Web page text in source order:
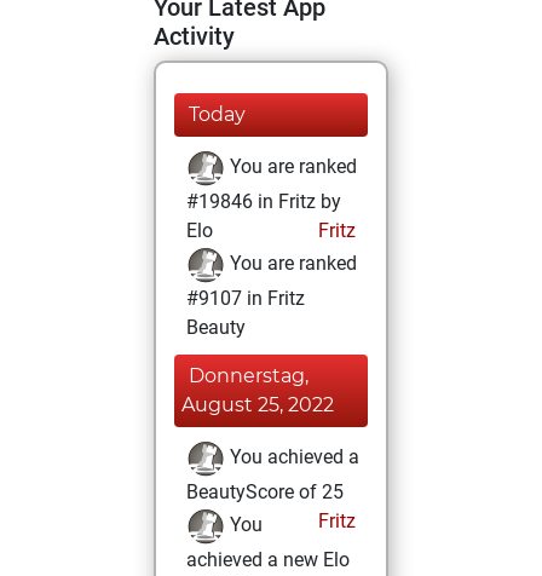
Your Latest App
Activity
Today
You are ranked
#19846 in Fritz by
Elo
Fritz
You are ranked
#9107 in Fritz
Beauty
Donnerstag,
August 25, 2022
You achieved a
BeautyScore of 25
Fritz
You
achieved a new Elo